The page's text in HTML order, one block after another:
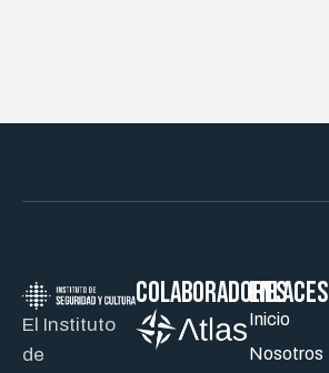
El Instituto
de
ColaboradoresENLACES
Inicio
Nosotros